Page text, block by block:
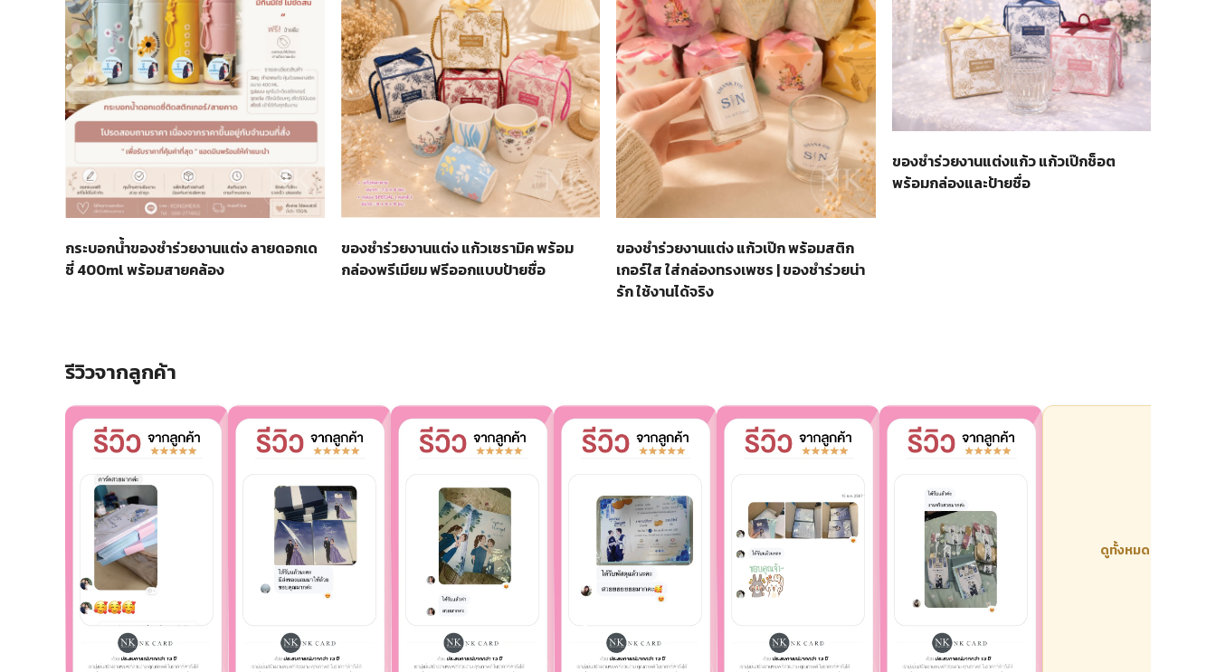
กระบอกน้ำของชำร่วยงานแต่ง ลายดอกเด
ซี่ 400ml พร้อมสายคล้อง
ของชำร่วยงานแต่ง แก้วเซรามิค พร้อม
กล่องพรีเมียม ฟรีออกแบบป้ายชื่อ
ของชำร่วยงานแต่ง แก้วเป๊ก พร้อมสติก
เกอร์ใส ใส่กล่องทรงเพชร | ของชำร่วยน่า
รัก ใช้งานได้จริง
ของชำร่วยงานแต่งแก้ว แก้วเป๊กช็อต
พร้อมกล่องและป้ายชื่อ
รีวิวจากลูกค้า
ดูทั้งหมด